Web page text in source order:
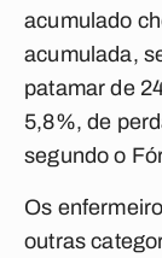
acumulado
acumulada,
patamar de
5,8%, de
segundo o
Os
outras